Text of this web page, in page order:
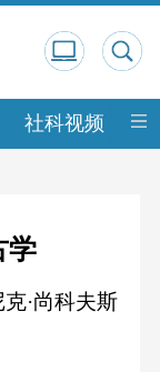
社科视频 中
学
·尚科夫斯